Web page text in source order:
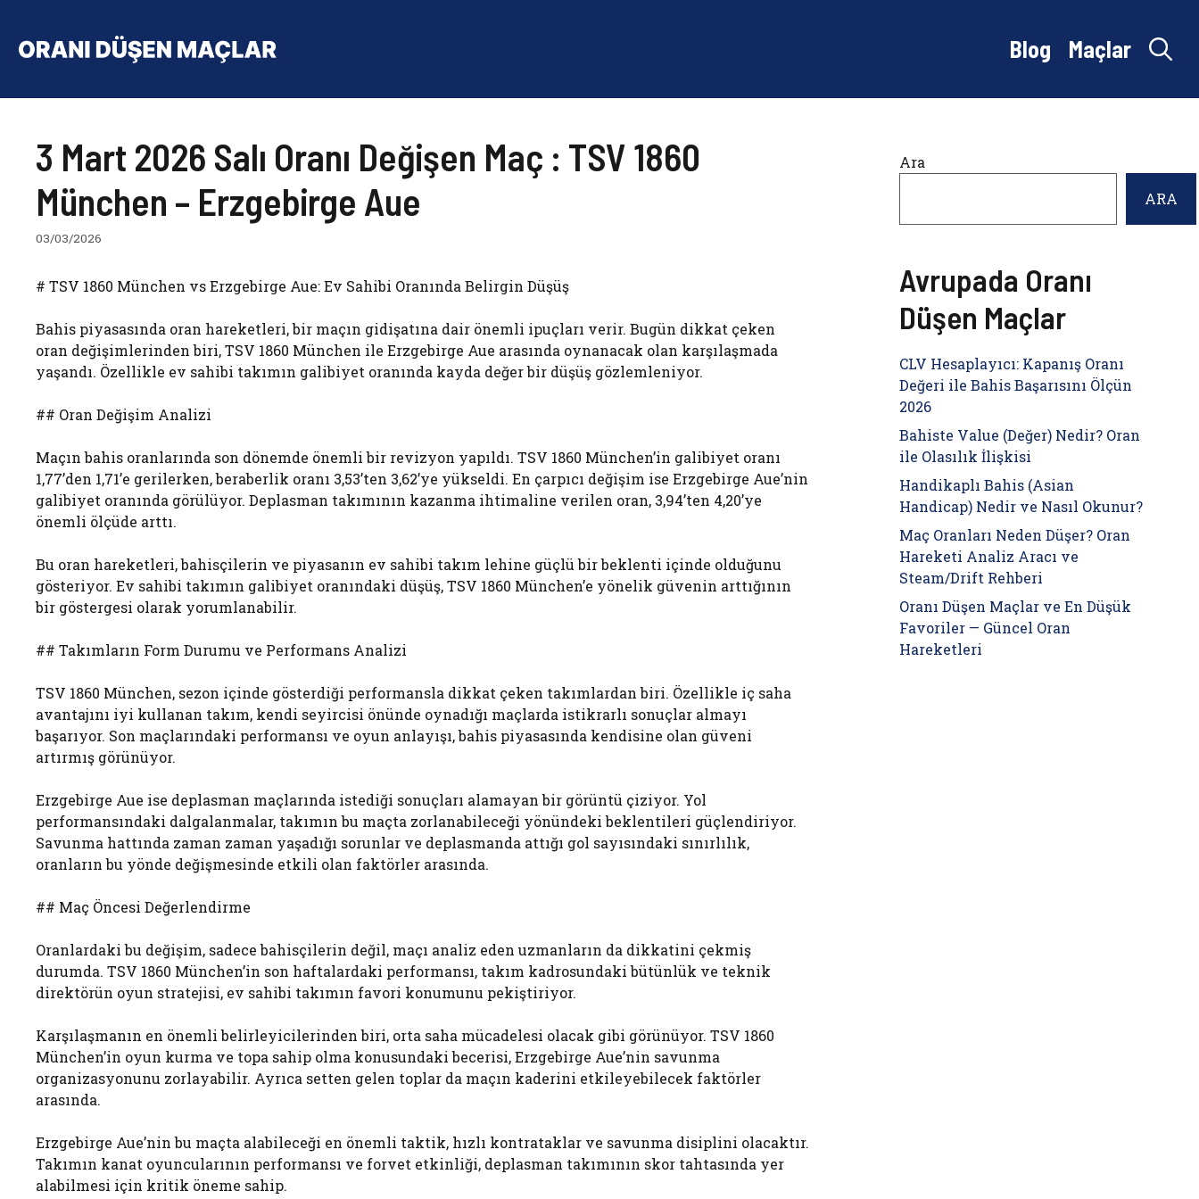
Blog Maçlar
3 Mart 2026 Salı Oranı Değişen Maç : TSV 1860
München – Erzgebirge Aue
03/03/2026
# TSV 1860 München vs Erzgebirge Aue: Ev Sahibi Oranında Belirgin Düşüş
Bahis piyasasında oran hareketleri, bir maçın gidişatına dair önemli ipuçları verir. Bugün dikkat çeken
oran değişimlerinden biri, TSV 1860 München ile Erzgebirge Aue arasında oynanacak olan karşılaşmada
yaşandı. Özellikle ev sahibi takımın galibiyet oranında kayda değer bir düşüş gözlemleniyor.
## Oran Değişim Analizi
Maçın bahis oranlarında son dönemde önemli bir revizyon yapıldı. TSV 1860 München’in galibiyet oranı
1,77’den 1,71’e gerilerken, beraberlik oranı 3,53’ten 3,62’ye yükseldi. En çarpıcı değişim ise Erzgebirge Aue’nin
galibiyet oranında görülüyor. Deplasman takımının kazanma ihtimaline verilen oran, 3,94’ten 4,20’ye
önemli ölçüde arttı.
Bu oran hareketleri, bahisçilerin ve piyasanın ev sahibi takım lehine güçlü bir beklenti içinde olduğunu
gösteriyor. Ev sahibi takımın galibiyet oranındaki düşüş, TSV 1860 München’e yönelik güvenin arttığının
bir göstergesi olarak yorumlanabilir.
## Takımların Form Durumu ve Performans Analizi
TSV 1860 München, sezon içinde gösterdiği performansla dikkat çeken takımlardan biri. Özellikle iç saha
avantajını iyi kullanan takım, kendi seyircisi önünde oynadığı maçlarda istikrarlı sonuçlar almayı
başarıyor. Son maçlarındaki performansı ve oyun anlayışı, bahis piyasasında kendisine olan güveni
artırmış görünüyor.
Erzgebirge Aue ise deplasman maçlarında istediği sonuçları alamayan bir görüntü çiziyor. Yol
performansındaki dalgalanmalar, takımın bu maçta zorlanabileceği yönündeki beklentileri güçlendiriyor.
Savunma hattında zaman zaman yaşadığı sorunlar ve deplasmanda attığı gol sayısındaki sınırlılık,
oranların bu yönde değişmesinde etkili olan faktörler arasında.
## Maç Öncesi Değerlendirme
Oranlardaki bu değişim, sadece bahisçilerin değil, maçı analiz eden uzmanların da dikkatini çekmiş
durumda. TSV 1860 München’in son haftalardaki performansı, takım kadrosundaki bütünlük ve teknik
direktörün oyun stratejisi, ev sahibi takımın favori konumunu pekiştiriyor.
Karşılaşmanın en önemli belirleyicilerinden biri, orta saha mücadelesi olacak gibi görünüyor. TSV 1860
München’in oyun kurma ve topa sahip olma konusundaki becerisi, Erzgebirge Aue’nin savunma
organizasyonunu zorlayabilir. Ayrıca setten gelen toplar da maçın kaderini etkileyebilecek faktörler
arasında.
Erzgebirge Aue’nin bu maçta alabileceği en önemli taktik, hızlı kontrataklar ve savunma disiplini olacaktır.
Takımın kanat oyuncularının performansı ve forvet etkinliği, deplasman takımının skor tahtasında yer
alabilmesi için kritik öneme sahip.
Ara
ARA
Avrupada Oranı
Düşen Maçlar
CLV Hesaplayıcı: Kapanış Oranı
Değeri ile Bahis Başarısını Ölçün
2026
Bahiste Value (Değer) Nedir? Oran
ile Olasılık İlişkisi
Handikaplı Bahis (Asian
Handicap) Nedir ve Nasıl Okunur?
Maç Oranları Neden Düşer? Oran
Hareketi Analiz Aracı ve
Steam/Drift Rehberi
Oranı Düşen Maçlar ve En Düşük
Favoriler — Güncel Oran
Hareketleri